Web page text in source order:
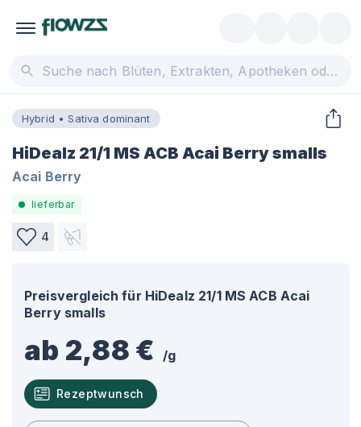
Hybrid • Sativa dominant
HiDealz 21/1 MS ACB Acai Berry smalls
Acai Berry
lieferbar
4
Preisvergleich für HiDealz 21/1 MS ACB Acai
Berry smalls
ab 2,88 € /g
Rezeptwunsch